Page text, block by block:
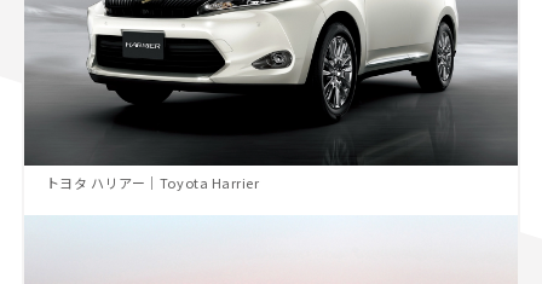
トヨタ ハリアー｜Toyota Harrier